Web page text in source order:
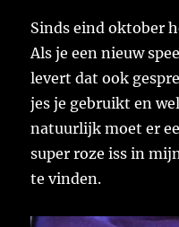
Sinds eind oktober
Als je een nieuw
levert dat ook
jes je gebruikt en
natuurlijk moet er
super roze iss in
te vinden.